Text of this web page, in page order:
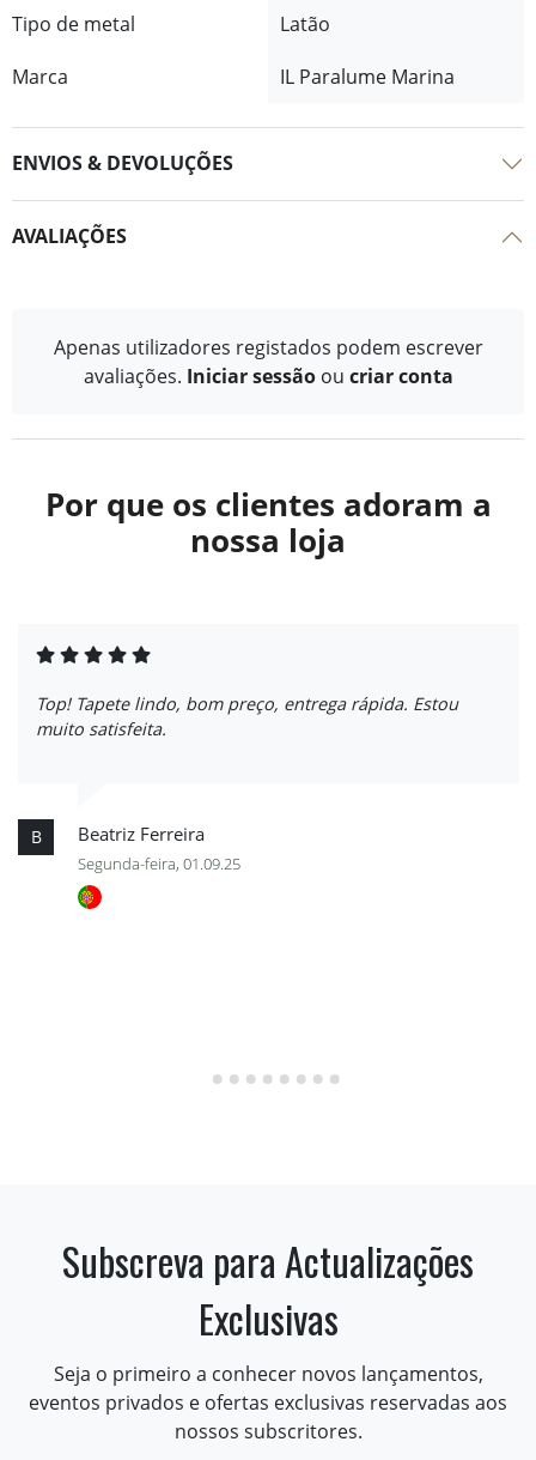
Tipo de metal
Latão
Marca
IL Paralume Marina
ENVIOS & DEVOLUÇÕES
AVALIAÇÕES
Apenas utilizadores registados podem escrever
avaliações. Iniciar sessão ou criar conta
Por que os clientes adoram a
nossa loja
Top! Tapete lindo, bom preço, entrega rápida. Estou
muito satisfeita.
B Beatriz Ferreira
Segunda-feira, 01.09.25
Subscreva para Actualizações
Exclusivas
Seja o primeiro a conhecer novos lançamentos,
eventos privados e ofertas exclusivas reservadas aos
nossos subscritores.